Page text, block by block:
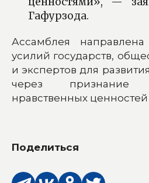
Гафурзода.
Ассамблея
усилий государств,
и экспертов для
через признание
нравственных
Поделиться